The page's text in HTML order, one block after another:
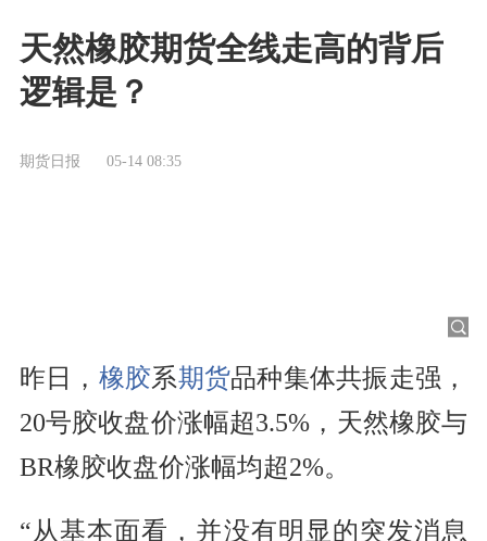
天然橡胶期货全线走高的背后
逻辑是？
期货日报 05-14 08:35
昨日， 橡胶系期货品种集体共振走强，
20号胶收盘价涨幅超3.5%，天然橡胶与
BR橡胶收盘价涨幅均超2%。
“从基本面看，并没有明显的突发消息